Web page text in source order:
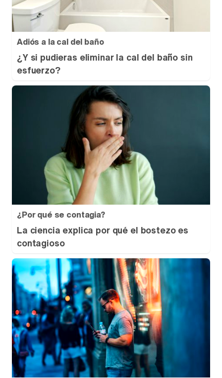
Adiós a la cal del baño
¿Y si pudieras eliminar la cal del baño sin
esfuerzo?
¿Por qué se contagia?
La ciencia explica por qué el bostezo es
contagioso